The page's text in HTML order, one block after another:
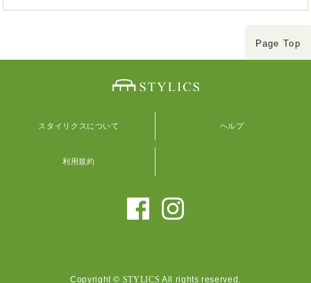
Page Top
スタイリクスについて ヘルプ
利用規約
Copyright © STYLICS All rights reserved.